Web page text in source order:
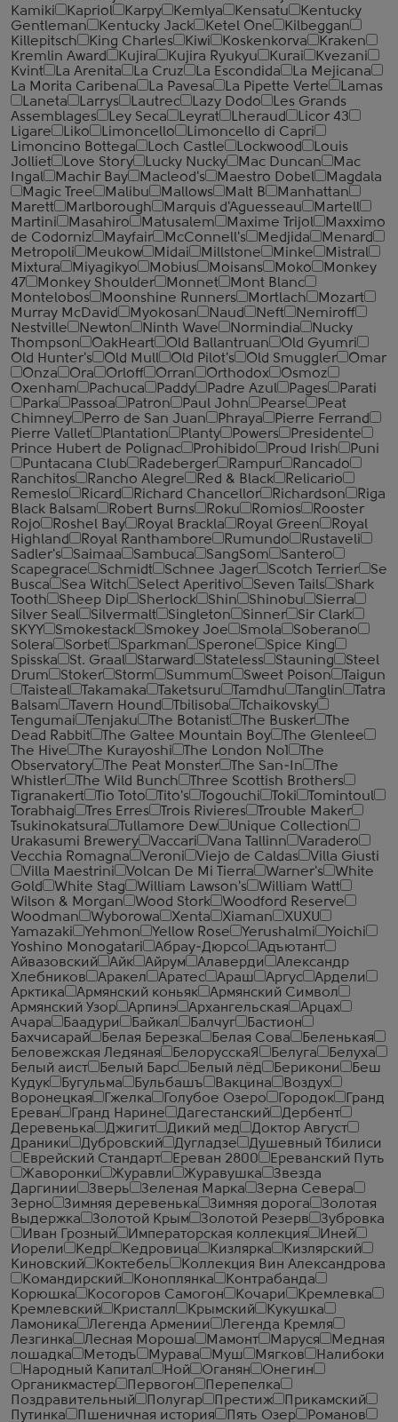
Kamiki
Kapriol Karpy Kemlya Kensatu
Kentucky
Gentleman
Kentucky Jack Ketel One
Kilbeggan
Killepitsch
King Charles Kiwi Koskenkorva
Kraken
Kremlin Award
Kujira Kujira Ryukyu Kurai
Kvezani
Kvint
La Arenita La Cruz La Escondida
La Mejicana
La Morita Caribena
La Pavesa La Pipette Verte
Lamas
Laneta
Larrys Lautrec Lazy Dodo
Les Grands
Assemblages
Ley Seca Leyrat Lheraud
Licor 43
Ligare
Liko Limoncello
Limoncello di Capri
Limoncino Bottega
Loch Castle Lockwood
Louis
Jolliet
Love Story Lucky Nucky Mac Duncan
Mac
Ingal
Machir Bay Macleod's Maestro Dobel
Magdala
Magic Tree
Malibu Mallows Malt B
Manhattan
Marett
Marlborough Marquis d'Aguesseau
Martell
Martini
Masahiro Matusalem Maxime Trijol
Maxximo
de Codorniz
Mayfair McConnell's Medjida
Menard
Metropoli
Meukow Midai Millstone Minke
Mistral
Mixtura
Miyagikyo Mobius Moisans Moko
Monkey
47
Monkey Shoulder Monnet
Mont Blanc
Montelobos
Moonshine Runners Mortlach
Mozart
Murray McDavid
Myokosan Naud Neft
Nemiroff
Nestville
Newton Ninth Wave Normindia
Nucky
Thompson
OakHeart Old Ballantruan
Old Gyumri
Old Hunter's
Old Mull Old Pilot's Old Smuggler
Omar
Onza
Ora Orloff Orran Orthodox
Osmoz
Oxenham
Pachuca Paddy Padre Azul Pages
Parati
Parka
Passoa Patron Paul John Pearse
Peat
Chimney
Perro de San Juan Phraya
Pierre Ferrand
Pierre Vallet
Plantation Planty Powers
Presidente
Prince Hubert de Polignac
Prohibido Proud Irish
Puni
Puntacana Club
Radeberger Rampur
Rancado
Ranchitos
Rancho Alegre Red & Black
Relicario
Remeslo
Ricard Richard Chancellor Richardson
Riga
Black Balsam
Robert Burns Roku Romios
Rooster
Rojo
Roshel Bay Royal Brackla Royal Green
Royal
Highland
Royal Ranthambore Rumundo
Rustaveli
Sadler's
Saimaa Sambuca SangSom
Santero
Scapegrace
Schmidt Schnee Jager Scotch Terrier
Se
Busca
Sea Witch Select Aperitivo Seven Tails
Shark
Tooth
Sheep Dip Sherlock Shin Shinobu
Sierra
Silver Seal
Silvermalt Singleton Sinner
Sir Clark
SKYY
Smokestack Smokey Joe Smola
Soberano
Solera
Sorbet Sparkman Sperone
Spice King
Spisska
St. Graal Starward Stateless Stauning
Steel
Drum
Stoker Storm Summum Sweet Poison
Taigun
Taisteal
Takamaka Taketsuru Tamdhu Tanglin
Tatra
Balsam
Tavern Hound Tbilisoba
Tchaikovsky
Tengumai
Tenjaku The Botanist The Busker
The
Dead Rabbit
The Galtee Mountain Boy
The Glenlee
The Hive
The Kurayoshi The London №1
The
Observatory
The Peat Monster The San-In
The
Whistler
The Wild Bunch
Three Scottish Brothers
Tigranakert
Tio Toto Tito's Togouchi Toki
Tomintoul
Torabhaig
Tres Erres Trois Rivieres
Trouble Maker
Tsukinokatsura
Tullamore Dew
Unique Collection
Urakasumi Brewery
Vaccari Vana Tallinn
Varadero
Vecchia Romagna
Veroni Viejo de Caldas
Villa Giusti
Villa Maestrini
Volcan De Mi Tierra Warner's
White
Gold
White Stag William Lawson's
William Watt
Wilson & Morgan
Wood Stork
Woodford Reserve
Woodman
Wyborowa Xenta Xiaman
XUXU
Yamazaki
Yehmon Yellow Rose Yerushalmi
Yoichi
Yoshino Monogatari
Абрау-Дюрсо
Адъютант
Айвазовский
Айк Айрум Алаверди
Александр
Хлебников
Аракел Аратес Араш Аргус
Ардели
Арктика
Армянский коньяк
Армянский Символ
Армянский Узор
Арпинэ Архангельская
Арцах
Ачара
Баадури Байкал Балчуг
Бастион
Бахчисарай
Белая Березка Белая Сова
Беленькая
Беловежская Ледяная
БелорусскаЯ Белуга
Белуха
Белый аист
Белый Барс Белый лёд Берикони
Беш
Кудук
Бугульма Бульбашъ Вакцина
Воздух
Воронецкая
Гжелка Голубое Озеро Городок
Гранд
Ереван
Гранд Нарине Дагестанский
Дербент
Деревенька
Джигит Дикий мед
Доктор Август
Драники
Дубровский Дугладзе
Душевный Тбилиси
Еврейский Стандарт
Ереван 2800
Ереванский Путь
Жаворонки
Журавли Журавушка
Звезда
Даргинии
Зверь Зеленая Марка
Зерна Севера
Зерно
Зимняя деревенька Зимняя дорога
Золотая
Выдержка
Золотой Крым Золотой Резерв
Зубровка
Иван Грозный
Императорская коллекция
Иней
Иорели
Кедр Кедровица Кизлярка
Кизлярский
Киновский
Коктебель
Коллекция Вин Александрова
Командирский
Коноплянка
Контрабанда
Корюшка
Косогоров Самогон Кочари
Кремлевка
Кремлевский
Кристалл Крымский
Кукушка
Ламоника
Легенда Армении
Легенда Кремля
Лезгинка
Лесная Мороша Мамонт Маруся
Медная
лошадка
Методъ Мурава Муш Мягков
Налибоки
Народный Капитал
Ной Оганян
Онегин
Органикмастер
Первогон
Перепелка
Поздравительный
Полугар Престиж
Прикамский
Путинка
Пшеничная история Пять Озер
Романов